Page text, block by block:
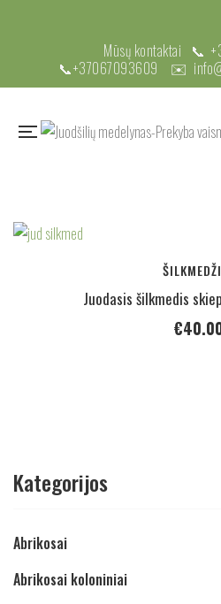
Mūsų kontaktai 📞
📞+37067093609 ✉️
Juodasis šilkmedis
€
Kategorijos
Abrikosai
Abrikosai koloniniai